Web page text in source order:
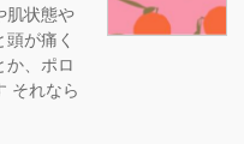
肌状態や
が痛く
か、ポロ
それなら